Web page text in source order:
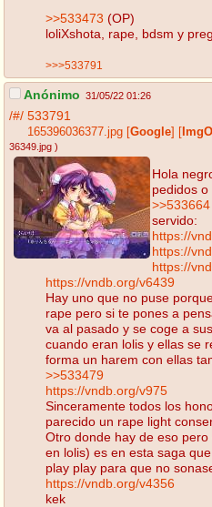
>>533473 (OP)
loliXshota, rape, bdsm y
>>>533791
Anónimo 31/05/22 01:26
/#/ 533791
165396036377.jpg Google
36349.jpg )
Hola
pedidos
>>533664
servido:
https://
https://
https://
https://vndb.org/v6439
Hay uno que no puse
rape pero si te pones a
va al pasado y se coge a
cuando eran lolis y ellas se
forma un harem con ellas
>>533479
https://vndb.org/v975
Sinceramente todos los
parecido un rape light
Otro donde hay de eso
en lolis) es en esta saga
play play para que no
https://vndb.org/v4356
kek